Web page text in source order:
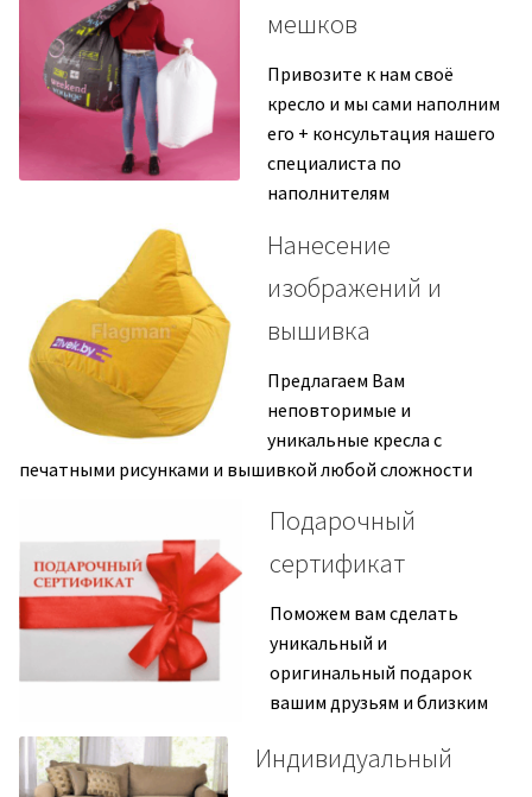
мешков
Привозите к нам своё
кресло и мы сами наполним
его + консультация нашего
специалиста по
наполнителям
Нанесение
изображений и
вышивка
Предлагаем Вам
неповторимые и
уникальные кресла с
печатными рисунками и вышивкой любой сложности
Подарочный
сертификат
Поможем вам сделать
уникальный и
оригинальный подарок
вашим друзьям и близким
Индивидуальный